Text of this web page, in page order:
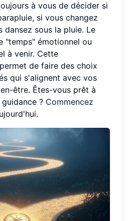
à vous de décider si
si vous changez
dansez sous la pluie. Le
"temps" émotionnel ou
à venir. Cette
de faire des choix
qui s'alignent avec vos
être. Êtes-vous prêt à
? Commencez